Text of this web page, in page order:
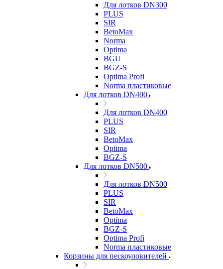
Для лотков DN300
PLUS
SIR
BetoMax
Norma
Optima
BGU
BGZ-S
Optima Profi
Norma пластиковые
Для лотков DN400
Для лотков DN400
PLUS
SIR
BetoMax
Optima
BGZ-S
Для лотков DN500
Для лотков DN500
PLUS
SIR
BetoMax
Optima
BGZ-S
Optima Profi
Norma пластиковые
Корзины для пескоуловителей